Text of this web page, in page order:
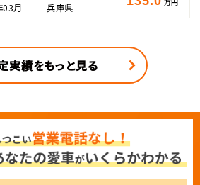
03月 兵庫県
実績をもっと見る